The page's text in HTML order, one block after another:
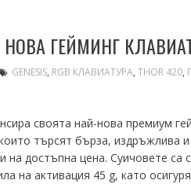
НОВА ГЕЙМИНГ
GENESIS, RGB КЛАВИАТУРА, THOR 420,
своята най-нова премиум
търсят бърза, издръжлива
на достъпна цена. Суичовете
на активация 45 g, като